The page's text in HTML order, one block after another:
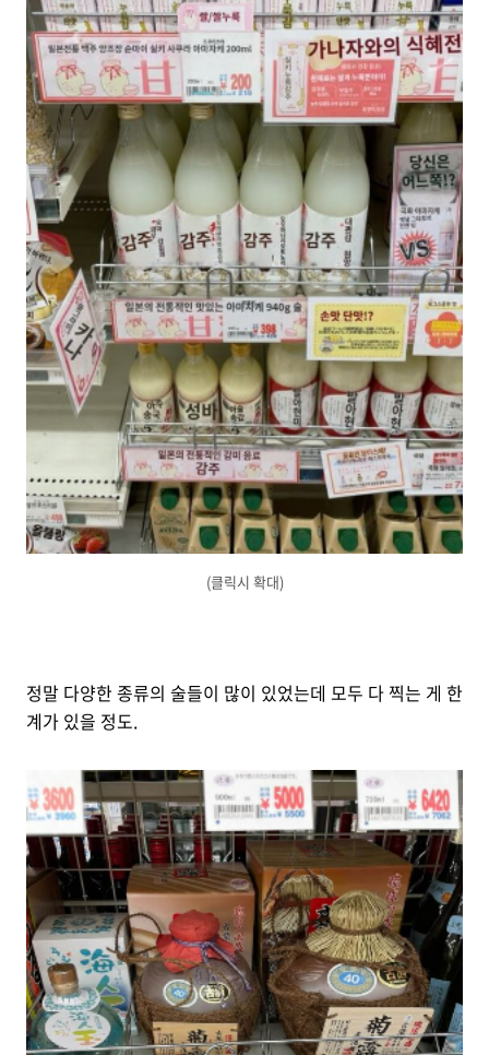
(클릭시 확대)
정말 다양한 종류의 술들이 많이 있었는데 모두 다 찍는 게 한
계가 있을 정도.